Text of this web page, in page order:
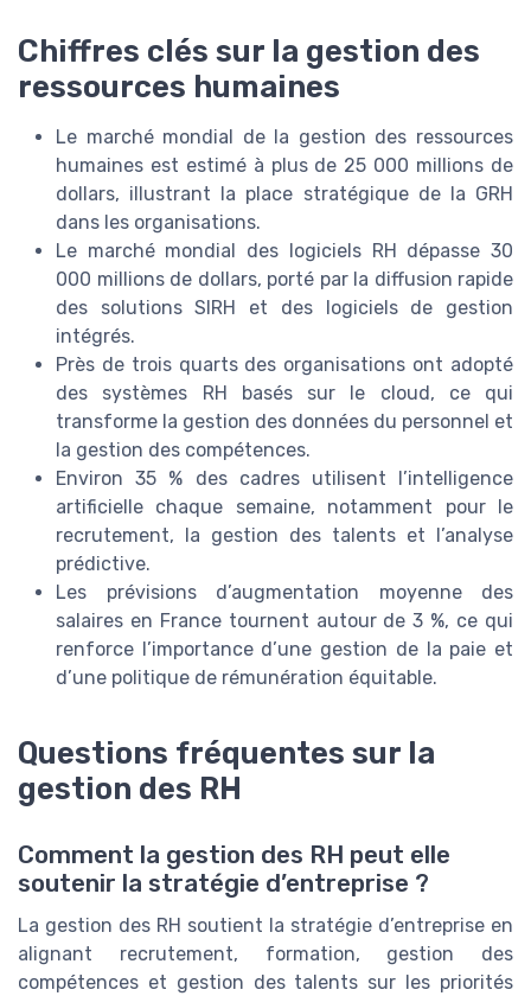
Chiffres clés sur la gestion des
ressources humaines
Le marché mondial de la gestion des ressources
humaines est estimé à plus de 25 000 millions de
dollars, illustrant la place stratégique de la GRH
dans les organisations.
Le marché mondial des logiciels RH dépasse 30
000 millions de dollars, porté par la diffusion rapide
des solutions SIRH et des logiciels de gestion
intégrés.
Près de trois quarts des organisations ont adopté
des systèmes RH basés sur le cloud, ce qui
transforme la gestion des données du personnel et
la gestion des compétences.
Environ 35 % des cadres utilisent l’intelligence
artificielle chaque semaine, notamment pour le
recrutement, la gestion des talents et l’analyse
prédictive.
Les prévisions d’augmentation moyenne des
salaires en France tournent autour de 3 %, ce qui
renforce l’importance d’une gestion de la paie et
d’une politique de rémunération équitable.
Questions fréquentes sur la
gestion des RH
Comment la gestion des RH peut elle
soutenir la stratégie d’entreprise ?
La gestion des RH soutient la stratégie d’entreprise en
alignant recrutement, formation, gestion des
compétences et gestion des talents sur les priorités